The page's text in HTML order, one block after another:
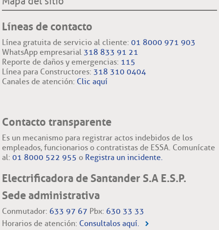
Líneas de contacto
Línea gratuita de servicio al cliente:01 8000 971 903
WhatsApp empresarial 318 833 91 21
Reporte de daños y emergencias: 115
Línea para Constructores: 318 310 0404
Canales de atención: Clic aquí
Contacto transparente
Es un mecanismo para registrar actos indebidos de los
empleados, funcionarios o contratistas de ESSA. Comunícate
al:01 8000 522 955 o Registra un incidente.
Electrificadora de Santander S.A E.S.P.
Sede administrativa
Conmutador: 633 97 67 Pbx: 630 33 33
Horarios de atención: Consultalos aquí.